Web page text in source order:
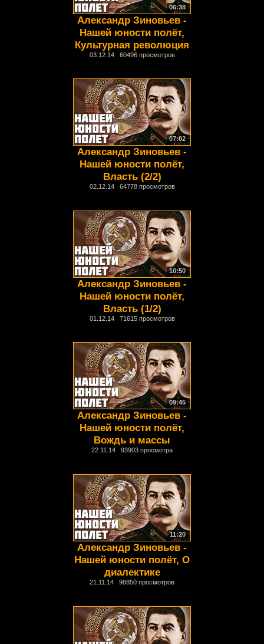
06:38
Александр Зиновьев -
Нашей юности полёт,
Культурная революция
03.12.14 60496 просмотров
07:02
Александр Зиновьев -
Нашей юности полёт,
Власть (2/2)
02.12.14 64778 просмотров
10:50
Александр Зиновьев -
Нашей юности полёт,
Власть (1/2)
01.12.14 71615 просмотров
09:45
Александр Зиновьев -
Нашей юности полёт,
Вождь и массы
22.11.14 93903 просмотра
11:20
Александр Зиновьев -
Нашей юности полёт, О
диалектике
21.11.14 98850 просмотров